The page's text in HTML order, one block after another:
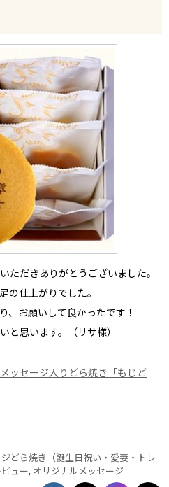
ただきありがとうございました。
の仕上がり でした。
、お願いして良かったです！
と思います。（リサ様）
ッセージ入りどら焼き「もじど
どら焼き（誕生日祝い・愛妻・トレ
ュー, オリジナルメッセージ